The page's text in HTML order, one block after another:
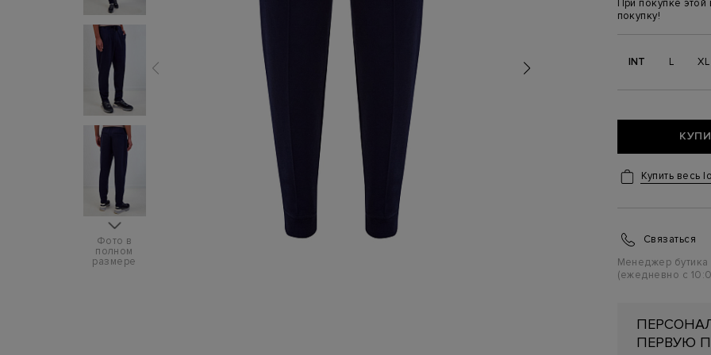
Фото в
полном
размере
При покупке
покупку!
INT L XL
Купить весь
Связаться
Менеджер
(ежедневно с
ПЕРВУЮ